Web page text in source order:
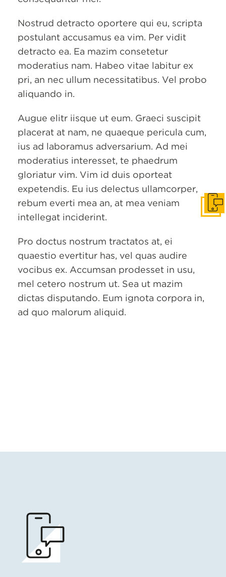
Nostrud detracto oportere qui eu, scripta
postulant accusamus ea vim. Per vidit
detracto ea. Ea mazim consetetur
moderatius nam. Habeo vitae labitur ex
pri, an nec ullum necessitatibus. Vel probo
aliquando in.
Augue elitr iisque ut eum. Graeci suscipit
placerat at nam, ne quaeque pericula cum,
ius ad laboramus adversarium. Ad mei
moderatius interesset, te phaedrum
gloriatur vim. Vim id duis oporteat
expetendis. Eu ius delectus ullamcorper,
rebum everti mea an, at mea veniam
intellegat inciderint.
Pro doctus nostrum tractatos at, ei
quaestio evertitur has, vel quas audire
vocibus ex. Accumsan prodesset in usu,
mel cetero nostrum ut. Sea ut mazim
dictas disputando. Eum ignota corpora in,
ad quo malorum aliquid.
Get